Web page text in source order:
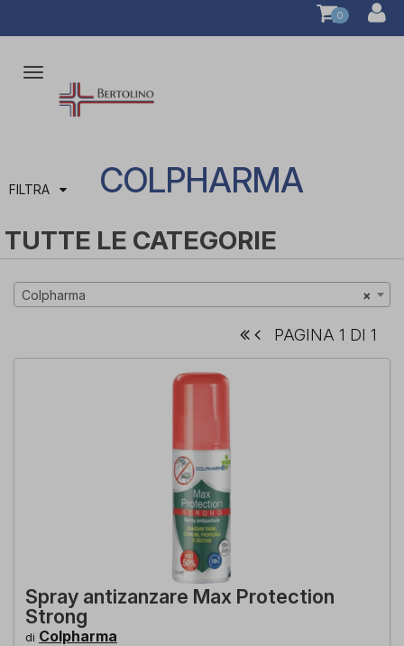
0
Attiva/disattiva
navigazione
FILTRA COLPHARMA
TUTTE LE CATEGORIE
×
Colpharma
PAGINA 1 DI 1
Spray antizanzare Max Protection
Strong
di Colpharma